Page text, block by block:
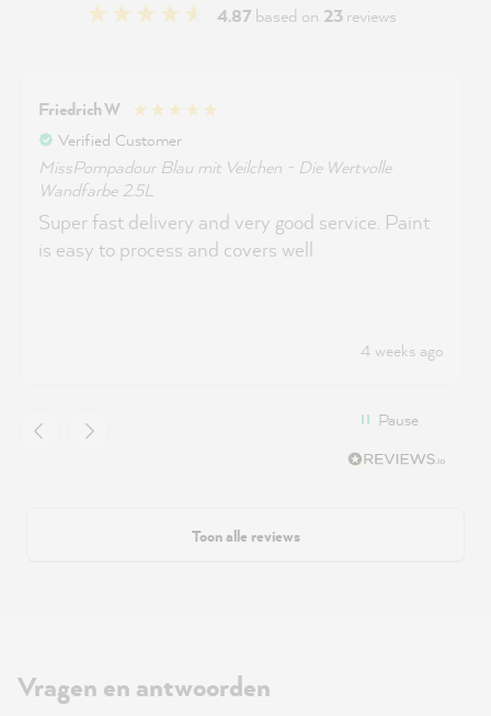
4.87 based on 23reviews
Friedrich W
Verified Customer
MissPompadour Blau mit Veilchen - Die Wertvolle
Wandfarbe 2.5L
Super fast delivery and very good service. Paint
is easy to process and covers well
4 weeks ago
Pause
Toon alle reviews
Vragen en antwoorden